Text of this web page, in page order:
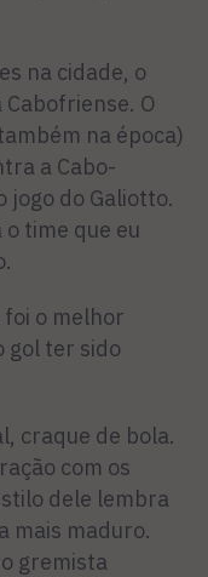
na cidade, o
Cabofriense. O
na época)
a Cabo-
jogo do Galiotto.
time que eu
foi o melhor
gol ter sido
craque de bola.
com os
dele lembra
mais maduro.
gremista